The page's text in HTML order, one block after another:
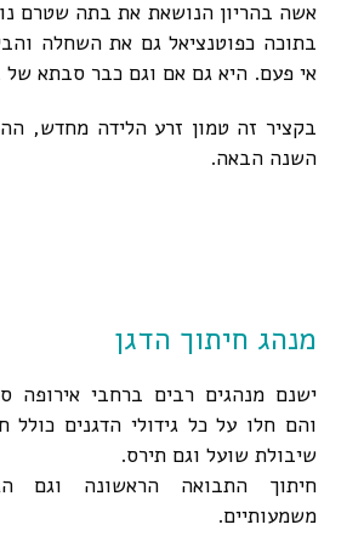
אשה בהריון הנושאת את בתה שטרם
בתוכה כפוטנציאל גם את השחלה
אי פעם. היא גם אם וגם כבר סבתא
בקציר זה טמון זרע הלידה מחדש,
השנה הבאה.
מנהג חיתוך הדגן
ישנם מנהגים רבים ברחבי אירופה
והם חלו על כל גידולי הדגנים כולל
שיבולת שועל וגם תירס.
חיתוך התבואה הראשונה וגם
משמעותיים.